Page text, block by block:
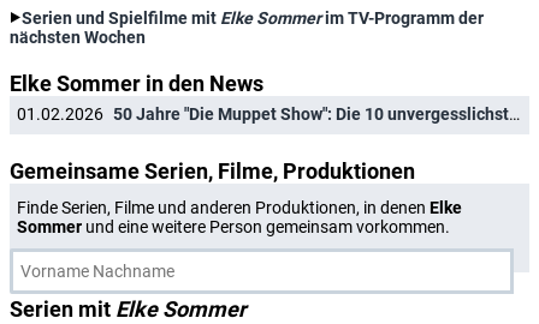
Serien und Spielfilme mit Elke Sommerim TV-Programm der
nächsten Wochen
Elke Sommer in den News
01.02.2026 50 Jahre "Die Muppet Show": Die 10 unvergesslichsten Gaststars der Kultshow
Gemeinsame Serien, Filme, Produktionen
Finde Serien, Filme und anderen Produktionen, in denen Elke
Sommer und eine weitere Person gemeinsam vorkommen.
Serien mit Elke Sommer